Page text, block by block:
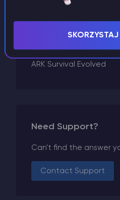
Don't Starve Together
Dayz
Conan Exiles
Arma
ARK Survival Evolved
Need Support?
Can't find the answer
Contact Support